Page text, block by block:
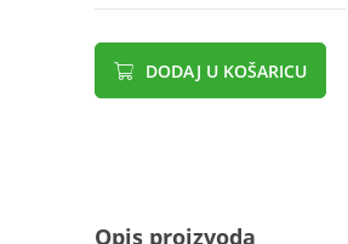
DODAJ U KOŠARICU
Opis proizvoda